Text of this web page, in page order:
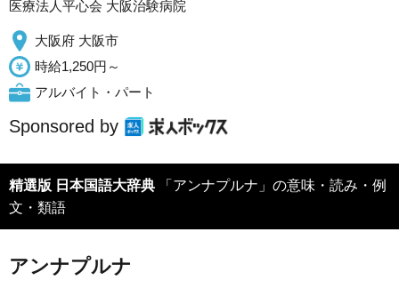
医療法人平心会 大阪治験病院
大阪府 大阪市
時給1,250円～
アルバイト・パート
Sponsored by
精選版 日本国語大辞典 「アンナプルナ」の意味・読み・例
文・類語
アンナプルナ